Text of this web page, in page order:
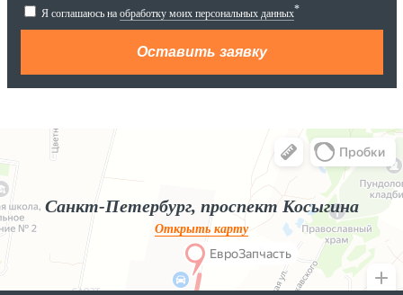
Я соглашаюсь на обработку моих персональных данных*
Яндекс.Карты
Яндекс.Карты — поиск мест и адресов, городской транспорт
Санкт-Петербург, проспект Косыгина
Открыть карту